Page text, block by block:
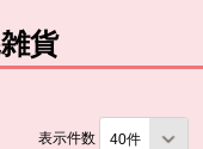
貨
表示件数